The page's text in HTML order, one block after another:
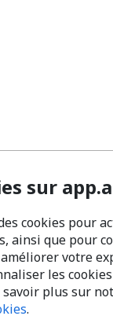
sur
cookies pour
ainsi que pour
votre
les
savoir plus sur
.